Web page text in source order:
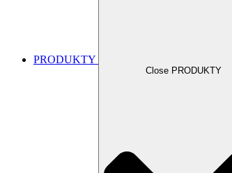
PRODUKTY
Close PRODUKTY